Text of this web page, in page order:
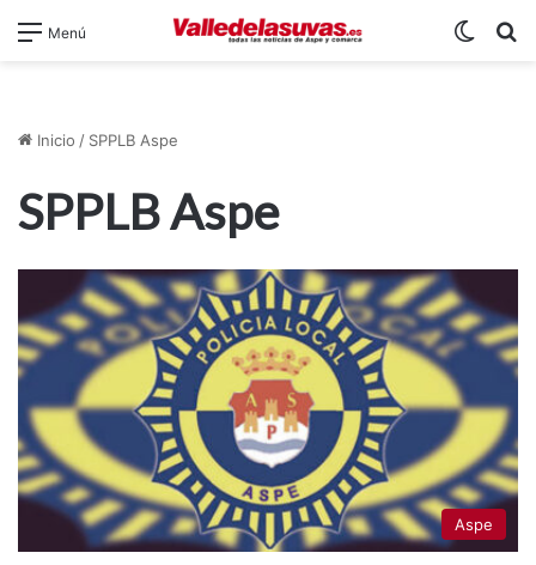
Menú
Inicio / SPPLB Aspe
SPPLB Aspe
Aspe